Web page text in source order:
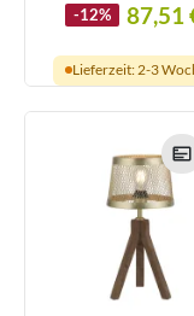
-12% 87,51
Lieferzeit: 2-3